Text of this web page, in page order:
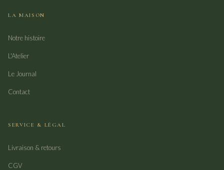
LA MAISON
Notre histoire
L'Atelier
Le Journal
Contact
SERVICE & LÉGAL
Livraison & retours
CGV